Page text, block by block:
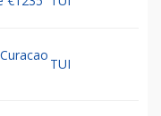
TUI